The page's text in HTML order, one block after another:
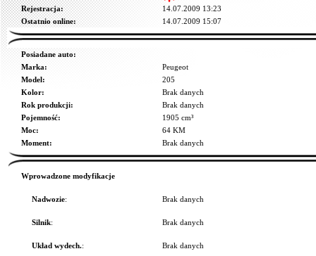
Rejestracja:
14.07.2009 13:23
Ostatnio online:
14.07.2009 15:07
Posiadane auto:
Marka:
Peugeot
Model:
205
Kolor:
Brak danych
Rok produkcji:
Brak danych
Pojemność:
1905 cm³
Moc:
64 KM
Moment:
Brak danych
Wprowadzone modyfikacje
Nadwozie: Brak danych
Silnik: Brak danych
Układ wydech.: Brak danych